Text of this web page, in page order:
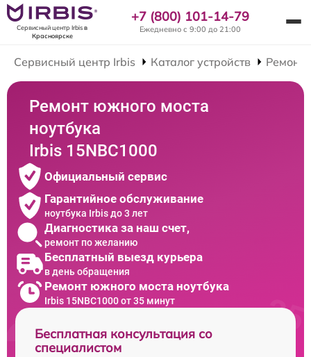
Сервисный центр Irbisв
Красноярске
+7 (800) 101-14-79
Ежедневно с 9:00 до 21:00
Сервисный центр Irbis Каталог устройств Ремонт
Ремонт южного моста
ноутбука
Irbis 15NBC1000
Официальный сервис
Гарантийное обслуживание
ноутбука Irbis до 3 лет
Диагностика за наш счет,
ремонт по желанию
Бесплатный выезд курьера
в день обращения
Ремонт южного моста ноутбука
Irbis 15NBC1000 от 35 минут
Бесплатная консультация со
специалистом